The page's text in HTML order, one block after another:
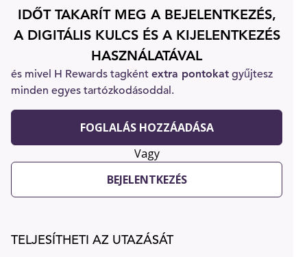
IDŐT TAKARÍT MEG A BEJELENTKEZÉS,
A DIGITÁLIS KULCS ÉS A KIJELENTKEZÉS
HASZNÁLATÁVAL
és mivel H Rewards tagként extra pontokat gyűjtesz
minden egyes tartózkodásoddal.
FOGLALÁS HOZZÁADÁSA
Vagy
BEJELENTKEZÉS
TELJESÍTHETI AZ UTAZÁSÁT